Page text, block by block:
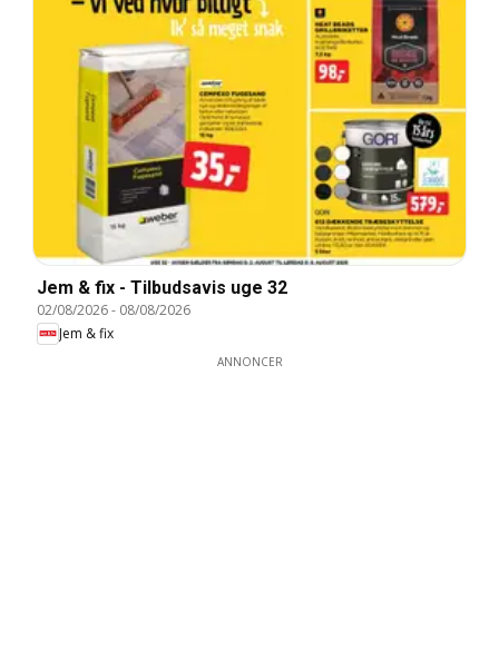
Jem & fix - Tilbudsavis uge 32
02/08/2026- 08/08/2026
Jem & fix
ANNONCER